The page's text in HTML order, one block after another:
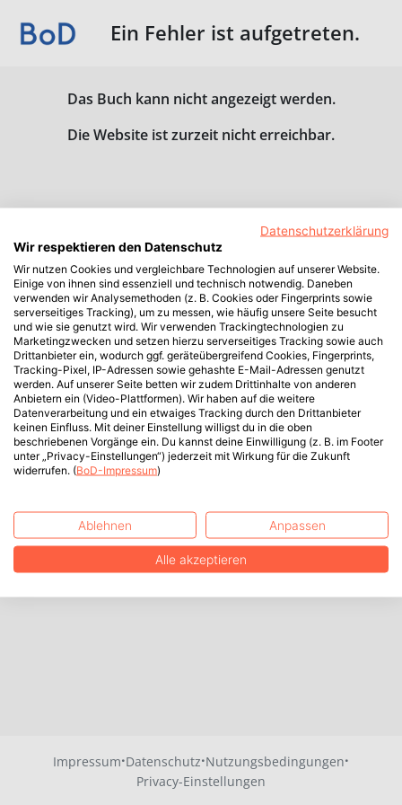
Ein Fehler ist aufgetreten.
Das Buch kann nicht angezeigt werden.
Die Website ist zurzeit nicht erreichbar.
Impressum·Datenschutz·Nutzungsbedingungen·
Privacy-Einstellungen
Datenschutzerklärung
Wir respektieren den Datenschutz
Wir nutzen Cookies und vergleichbare Technologien auf unserer Website.
Einige von ihnen sind essenziell und technisch notwendig. Daneben
verwenden wir Analysemethoden (z. B. Cookies oder Fingerprints sowie
serverseitiges Tracking), um zu messen, wie häufig unsere Seite besucht
und wie sie genutzt wird. Wir verwenden Trackingtechnologien zu
Marketingzwecken und setzen hierzu serverseitiges Tracking sowie auch
Drittanbieter ein, wodurch ggf. geräteübergreifend Cookies, Fingerprints,
Tracking-Pixel, IP-Adressen sowie gehashte E-Mail-Adressen genutzt
werden. Auf unserer Seite betten wir zudem Drittinhalte von anderen
Anbietern ein (Video-Plattformen). Wir haben auf die weitere
Datenverarbeitung und ein etwaiges Tracking durch den Drittanbieter
keinen Einfluss. Mit deiner Einstellung willigst du in die oben
beschriebenen Vorgänge ein. Du kannst deine Einwilligung (z. B. im Footer
unter „Privacy-Einstellungen“) jederzeit mit Wirkung für die Zukunft
widerrufen. (BoD-Impressum)
Ablehnen Anpassen
Alle akzeptieren